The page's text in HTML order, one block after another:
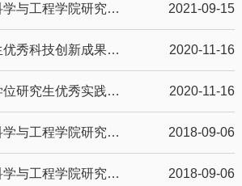
中国海洋大学材料科学与工程学院研究生学术（实践）创新奖学金评定实施细则 2021-09-15
中国海洋大学研究生优秀科技创新成果奖评选办法（试行） 2020-11-16
中国海洋大学专业学位研究生优秀实践成果奖评选办法（试行） 2020-11-16
中国海洋大学材料科学与工程学院研究生荣誉称号评选实施细则 2018-09-06
中国海洋大学材料科学与工程学院研究生社会奖学金评定实施细则 2018-09-06